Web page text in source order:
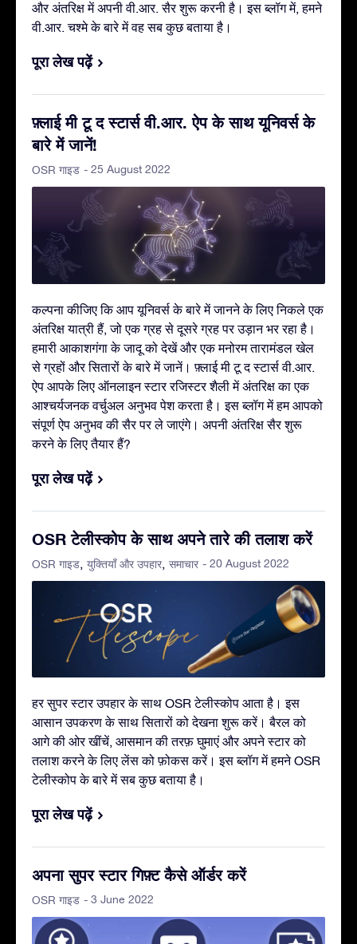
और अंतरिक्ष में अपनी वी.आर. सैर शुरू करनी है। इस ब्लॉग में, हमने
वी.आर. चश्मे के बारे में वह सब कुछ बताया है।
पूरा लेख पढ़ें
फ़्लाई मी टू द स्टार्स वी.आर. ऐप के साथ यूनिवर्स के
बारे में जानें!
OSR गाइड - 25 August 2022
कल्पना कीजिए कि आप यूनिवर्स के बारे में जानने के लिए निकले एक
अंतरिक्ष यात्री हैं, जो एक ग्रह से दूसरे ग्रह पर उड़ान भर रहा है।
हमारी आकाशगंगा के जादू को देखें और एक मनोरम तारामंडल खेल
से ग्रहों और सितारों के बारे में जानें। फ़्लाई मी टू द स्टार्स वी.आर.
ऐप आपके लिए ऑनलाइन स्टार रजिस्टर शैली में अंतरिक्ष का एक
आश्चर्यजनक वर्चुअल अनुभव पेश करता है। इस ब्लॉग में हम आपको
संपूर्ण ऐप अनुभव की सैर पर ले जाएंगे। अपनी अंतरिक्ष सैर शुरू
करने के लिए तैयार हैं?
पूरा लेख पढ़ें
OSR टेलीस्कोप के साथ अपने तारे की तलाश करें
OSR गाइड युक्तियाँ और उपहार समाचार - 20 August 2022
हर सुपर स्टार उपहार के साथ OSR टेलीस्कोप आता है। इस
आसान उपकरण के साथ सितारों को देखना शुरू करें। बैरल को
आगे की ओर खींचें, आसमान की तरफ़ घुमाएं और अपने स्टार को
तलाश करने के लिए लेंस को फ़ोकस करें। इस ब्लॉग में हमने OSR
टेलीस्कोप के बारे में सब कुछ बताया है।
पूरा लेख पढ़ें
अपना सुपर स्टार गिफ़्ट कैसे ऑर्डर करें
OSR गाइड - 3 June 2022